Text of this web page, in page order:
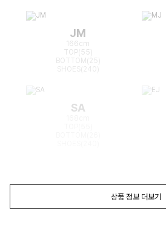
JM
166cm
TOP(55)
BOTTOM(25)
SA
상품 정보 더보기